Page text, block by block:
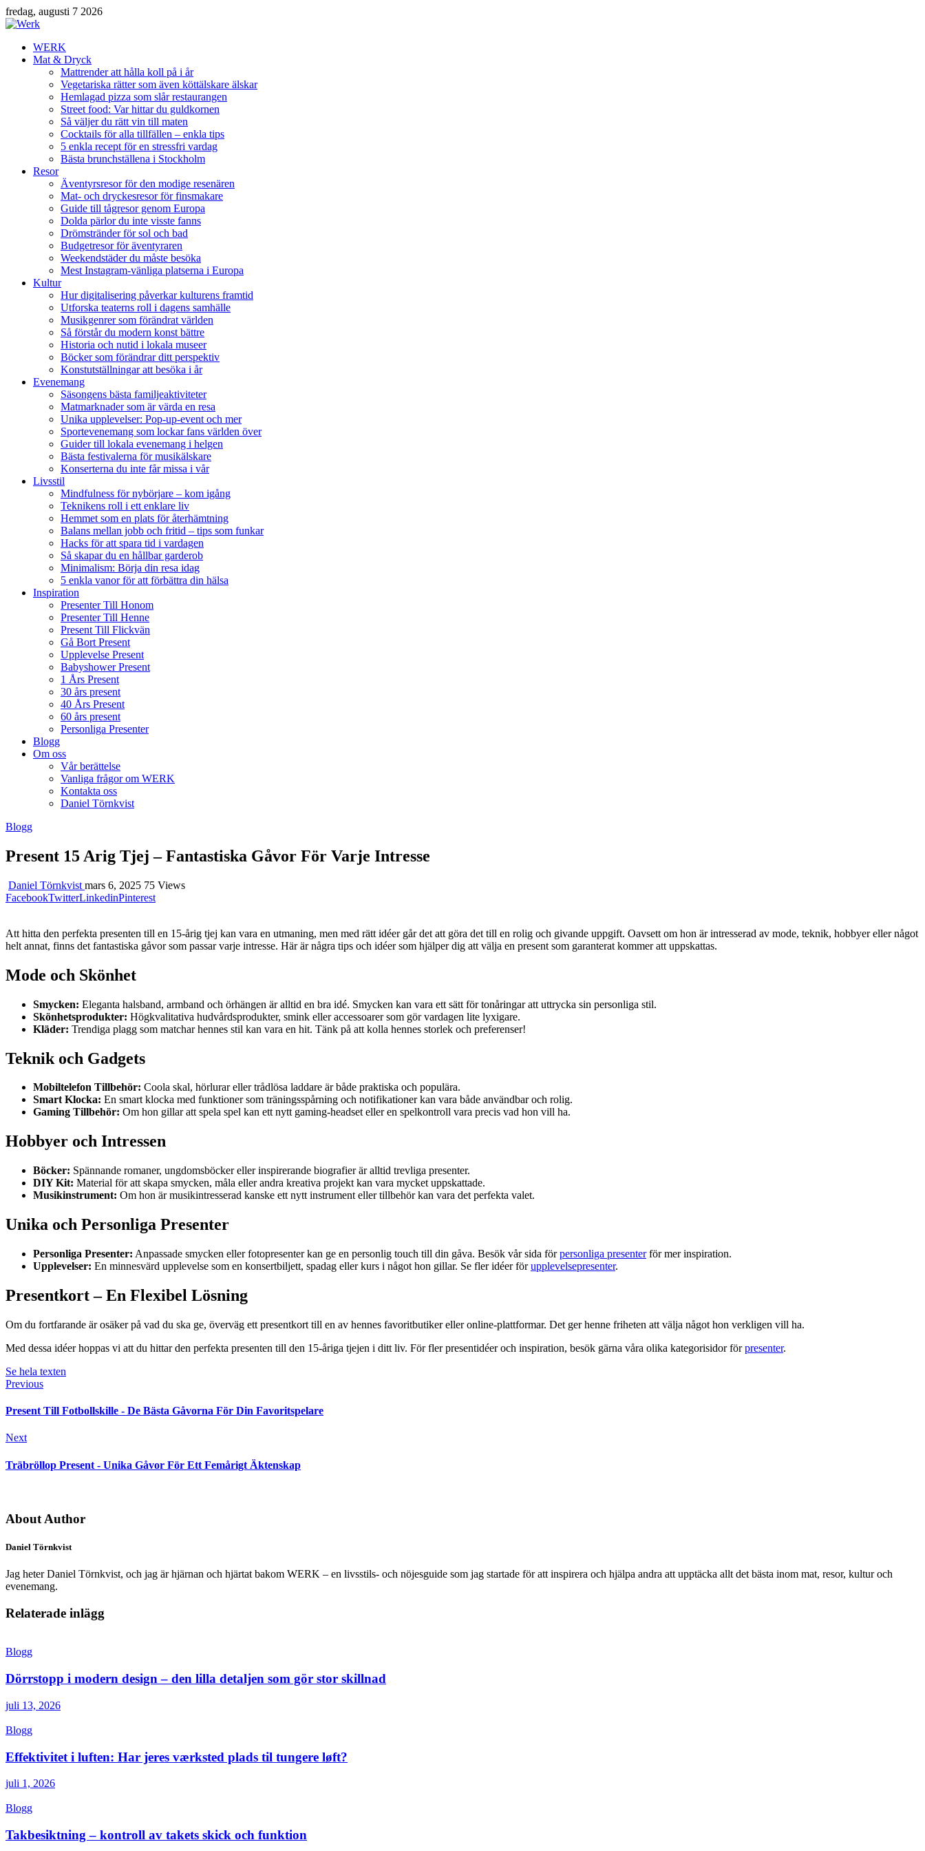
fredag, augusti 7 2026
WERK
Mat & Dryck
Mattrender att hålla koll på i år
Vegetariska rätter som även köttälskare älskar
Hemlagad pizza som slår restaurangen
Street food: Var hittar du guldkornen
Så väljer du rätt vin till maten
Cocktails för alla tillfällen – enkla tips
5 enkla recept för en stressfri vardag
Bästa brunchställena i Stockholm
Resor
Äventyrsresor för den modige resenären
Mat- och dryckesresor för finsmakare
Guide till tågresor genom Europa
Dolda pärlor du inte visste fanns
Drömstränder för sol och bad
Budgetresor för äventyraren
Weekendstäder du måste besöka
Mest Instagram-vänliga platserna i Europa
Kultur
Hur digitalisering påverkar kulturens framtid
Utforska teaterns roll i dagens samhälle
Musikgenrer som förändrat världen
Så förstår du modern konst bättre
Historia och nutid i lokala museer
Böcker som förändrar ditt perspektiv
Konstutställningar att besöka i år
Evenemang
Säsongens bästa familjeaktiviteter
Matmarknader som är värda en resa
Unika upplevelser: Pop-up-event och mer
Sportevenemang som lockar fans världen över
Guider till lokala evenemang i helgen
Bästa festivalerna för musikälskare
Konserterna du inte får missa i vår
Livsstil
Mindfulness för nybörjare – kom igång
Teknikens roll i ett enklare liv
Hemmet som en plats för återhämtning
Balans mellan jobb och fritid – tips som funkar
Hacks för att spara tid i vardagen
Så skapar du en hållbar garderob
Minimalism: Börja din resa idag
5 enkla vanor för att förbättra din hälsa
Inspiration
Presenter Till Honom
Presenter Till Henne
Present Till Flickvän
Gå Bort Present
Upplevelse Present
Babyshower Present
1 Års Present
30 års present
40 Års Present
60 års present
Personliga Presenter
Blogg
Om oss
Vår berättelse
Vanliga frågor om WERK
Kontakta oss
Daniel Törnkvist
Blogg
Present 15 Arig Tjej – Fantastiska Gåvor För Varje Intresse
Daniel Törnkvist mars 6, 2025 75 Views
FacebookTwitterLinkedinPinterest
Att hitta den perfekta presenten till en 15-årig tjej kan vara en utmaning, men med rätt idéer går det att göra det till en rolig och givande uppgift. Oavsett om hon är intresserad av mode, teknik, hobbyer eller något
helt annat, finns det fantastiska gåvor som passar varje intresse. Här är några tips och idéer som hjälper dig att välja en present som garanterat kommer att uppskattas.
Mode och Skönhet
Smycken: Eleganta halsband, armband och örhängen är alltid en bra idé. Smycken kan vara ett sätt för tonåringar att uttrycka sin personliga stil.
Skönhetsprodukter: Högkvalitativa hudvårdsprodukter, smink eller accessoarer som gör vardagen lite lyxigare.
Kläder: Trendiga plagg som matchar hennes stil kan vara en hit. Tänk på att kolla hennes storlek och preferenser!
Teknik och Gadgets
Mobiltelefon Tillbehör: Coola skal, hörlurar eller trådlösa laddare är både praktiska och populära.
Smart Klocka: En smart klocka med funktioner som träningsspårning och notifikationer kan vara både användbar och rolig.
Gaming Tillbehör: Om hon gillar att spela spel kan ett nytt gaming-headset eller en spelkontroll vara precis vad hon vill ha.
Hobbyer och Intressen
Böcker: Spännande romaner, ungdomsböcker eller inspirerande biografier är alltid trevliga presenter.
DIY Kit: Material för att skapa smycken, måla eller andra kreativa projekt kan vara mycket uppskattade.
Musikinstrument: Om hon är musikintresserad kanske ett nytt instrument eller tillbehör kan vara det perfekta valet.
Unika och Personliga Presenter
Personliga Presenter: Anpassade smycken eller fotopresenter kan ge en personlig touch till din gåva. Besök vår sida förpersonliga presenterför mer inspiration.
Upplevelser: En minnesvärd upplevelse som en konsertbiljett, spadag eller kurs i något hon gillar. Se fler idéer förupplevelsepresenter.
Presentkort – En Flexibel Lösning
Om du fortfarande är osäker på vad du ska ge, överväg ett presentkort till en av hennes favoritbutiker eller online-plattformar. Det ger henne friheten att välja något hon verkligen vill ha.
Med dessa idéer hoppas vi att du hittar den perfekta presenten till den 15-åriga tjejen i ditt liv. För fler presentidéer och inspiration, besök gärna våra olika kategorisidor förpresenter.
Se hela texten
Previous
Present Till Fotbollskille - De Bästa Gåvorna För Din Favoritspelare
Next
Träbröllop Present - Unika Gåvor För Ett Femårigt Äktenskap
About Author
Daniel Törnkvist
Jag heter Daniel Törnkvist, och jag är hjärnan och hjärtat bakom WERK – en livsstils- och nöjesguide som jag startade för att inspirera och hjälpa andra att upptäcka allt det bästa inom mat, resor, kultur och
evenemang.
Relaterade inlägg
Blogg
Dörrstopp i modern design – den lilla detaljen som gör stor skillnad
juli 13, 2026
Blogg
Effektivitet i luften: Har jeres værksted plads til tungere løft?
juli 1, 2026
Blogg
Takbesiktning – kontroll av takets skick och funktion